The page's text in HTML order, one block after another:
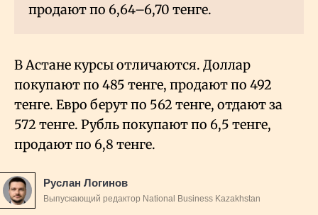
продают по 6,64–6,70 тенге.
В Астане курсы отличаются. Доллар
покупают по 485 тенге, продают по 492
тенге. Евро берут по 562 тенге, отдают за
572 тенге. Рубль покупают по 6,5 тенге,
продают по 6,8 тенге.
Руслан Логинов
Выпускающий редактор National Business Kazakhstan